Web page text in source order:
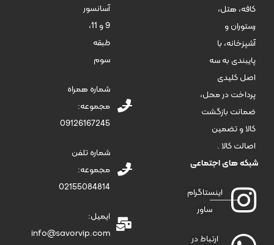
کافه، هتل،
رستوران و
آشپزخانه، با
پایبندی به سه
اصل کلیدی
پرداخت در محل،
ضمانت بازگشت
کالا و تضمین
اصالت کالا .
شبکه های اجتماعی
اینستاگرام
ساور
ارتباط در
آسانسور
9 و 11،
طبقه
سوم
شماره همراه
مجموعه:
09126167245
شماره تلفن
مجموعه:
02155084814
ایمیل:
info@savorvip.com